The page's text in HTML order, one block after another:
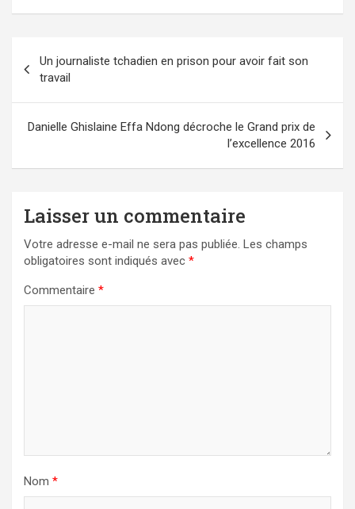
de
l’article
Un journaliste tchadien en prison pour avoir fait son
travail
Danielle Ghislaine Effa Ndong décroche le Grand prix de
l’excellence 2016
Laisser un commentaire
Votre adresse e-mail ne sera pas publiée. Les champs
obligatoires sont indiqués avec *
Commentaire *
Nom *